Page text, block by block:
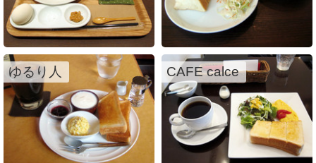
ゆるり人 CAFE calce